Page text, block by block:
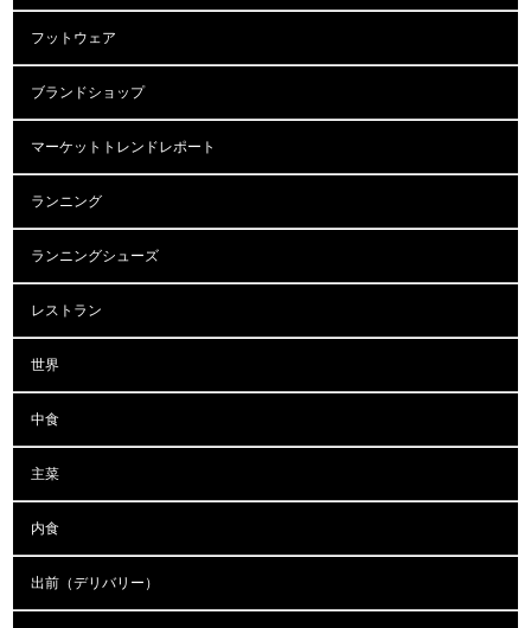
フットウェア
ブランドショップ
マーケットトレンドレポート
ランニング
ランニングシューズ
レストラン
世界
中食
主菜
内食
出前（デリバリー）